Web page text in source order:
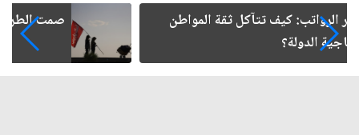
صمت الطريق بعد الأربعين